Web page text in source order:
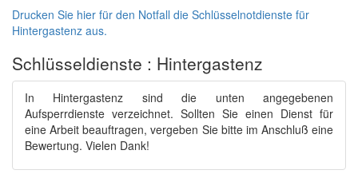
Drucken Sie hier für den Notfall die Schlüsselnotdienste für
Hintergastenz aus.
Schlüsseldienste : Hintergastenz
In Hintergastenz sind die unten angegebenen
Aufsperrdienste verzeichnet. Sollten Sie einen Dienst für
eine Arbeit beauftragen, vergeben Sie bitte im Anschluß eine
Bewertung. Vielen Dank!